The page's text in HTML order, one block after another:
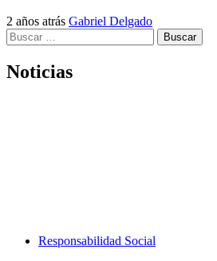
2 años atrás Gabriel Delgado
Buscar:
Noticias
Responsabilidad Social